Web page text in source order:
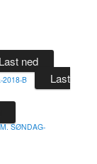
Last ned
2018-B
Last
SØNDAG-